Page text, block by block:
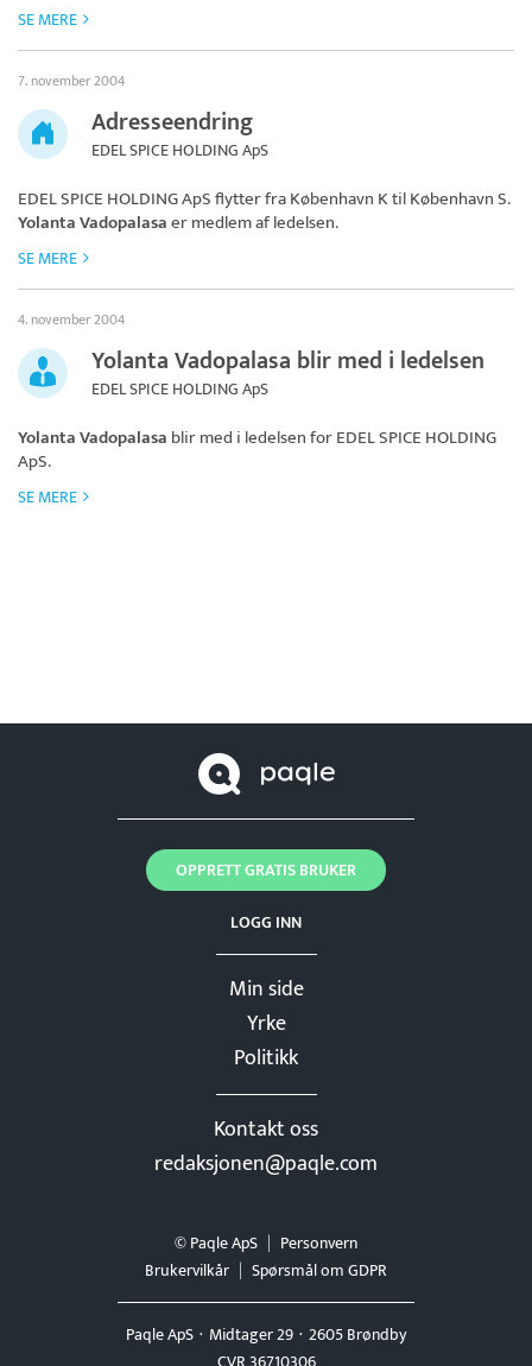
SE MERE
7. november 2004
Adresseendring
EDEL SPICE HOLDING ApS
EDEL SPICE HOLDING ApSflytter fra København K til København S.
Yolanta Vadopalasaer medlem af ledelsen.
SE MERE
4. november 2004
Yolanta Vadopalasa blir med i ledelsen
EDEL SPICE HOLDING ApS
Yolanta Vadopalasa blir med i ledelsen forEDEL SPICE HOLDING
ApS.
SE MERE
Min side
Yrke
Politikk
Kontakt oss
redaksjonen@paqle.com
LOGG INN
OPPRETT GRATIS BRUKER
Paqle ApS Midtager 29 2605 Brøndby
© Paqle ApS
Personvern
Brukervilkår
Spørsmål om GDPR